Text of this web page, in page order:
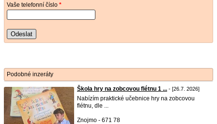
Vaše telefonní číslo *
Odeslat
Podobné inzeráty
Škola hry na zobcovou flétnu 1 ... - [26.7. 2026]
Nabízím praktické učebnice hry na zobcovou
flétnu, dle ...
Znojmo - 671 78